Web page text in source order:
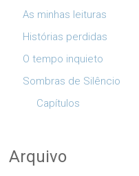
As minhas leituras
Histórias perdidas
O tempo inquieto
Sombras de Silêncio
Capítulos
Arquivo